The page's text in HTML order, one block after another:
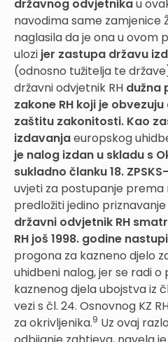
državnog odvjetnikau
navodima same zamjenice
naglasila da je ona u ovom
ulozi jer zastupa državu
(odnosno tužitelja te
državni odvjetnik RH dužna
zakone RH koji je
zaštitu zakonitosti. Kao
izdavanjaeuropskog
je nalog izdan u skladu s
sukladno članku 18. ZPSKS-
uvjeti za postupanje prema
predložiti jedino
državni odvjetnik RH
RH još 1998. godine
progona za kazneno djelo
uhidbeni nalog, jer se radi
kaznenog djela ubojstva iz čl.
vezi s čl. 24. Osnovnog KZ
za okrivljenika.9 Uz ovaj